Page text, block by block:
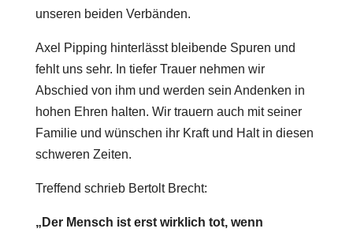
unseren beiden Verbänden.
Axel Pipping hinterlässt bleibende Spuren und
fehlt uns sehr. In tiefer Trauer nehmen wir
Abschied von ihm und werden sein Andenken in
hohen Ehren halten. Wir trauern auch mit seiner
Familie und wünschen ihr Kraft und Halt in diesen
schweren Zeiten.
Treffend schrieb Bertolt Brecht:
„Der Mensch ist erst wirklich tot, wenn